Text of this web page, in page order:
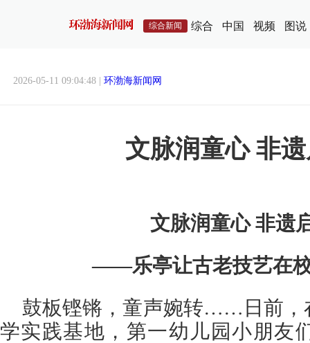
综合新闻 综合 中国 视频 图说
2026-05-11 09:04:48 | 环渤海新闻网
文脉润童心 非
文脉润童心 非遗
——乐亭让古老技艺在
鼓板铿锵，童声婉转……日前，
学实践基地，第一幼儿园小朋友